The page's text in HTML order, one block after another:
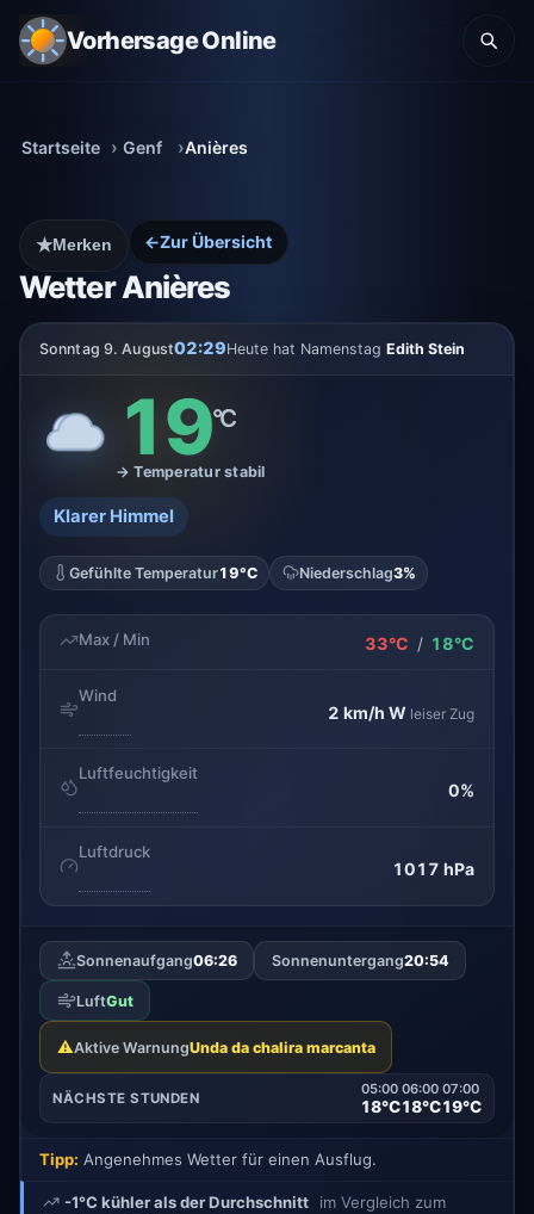
Vorhersage Online
Startseite Genf Anières
←Zur Übersicht
Wetter Anières
★Merken
Sonntag 9. August02:29Heute hat NamenstagEdith Stein
19°C
→ Temperatur stabil
Klarer Himmel
Gefühlte Temperatur19°C Niederschlag3%
Max / Min 33°C / 18°C
Wind
2 km/h W leiser Zug
Luftfeuchtigkeit
0%
Luftdruck
1017 hPa
Sonnenaufgang06:26 Sonnenuntergang20:54
LuftGut
⚠️Aktive WarnungUnda da chalira marcanta
NÄCHSTE STUNDEN
05:00
18°C
06:00
18°C
07:00
19°C
Tipp: Angenehmes Wetter für einen Ausflug.
-1°C kühler als der Durchschnitt
im Vergleich zum